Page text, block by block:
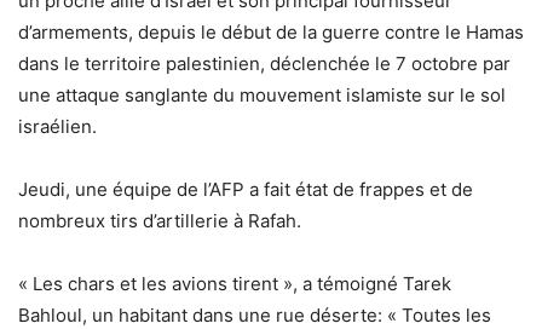
d’armements, depuis le début de la guerre contre le Hamas
dans le territoire palestinien, déclenchée le 7 octobre par
une attaque sanglante du mouvement islamiste sur le sol
israélien.
Jeudi, une équipe de l’AFP a fait état de frappes et de
nombreux tirs d’artillerie à Rafah.
« Les chars et les avions tirent », a témoigné Tarek
Bahloul, un habitant dans une rue déserte: « Toutes les